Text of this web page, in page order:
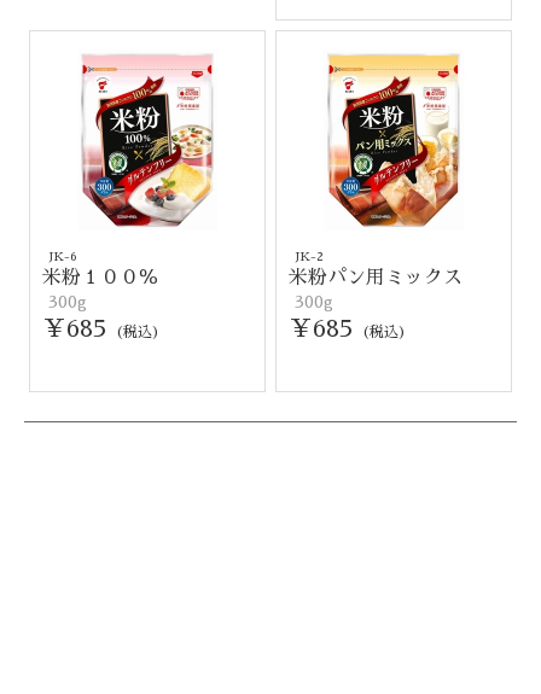
JK-6
米粉１００％
300g
￥685 (税込)
JK-2
米粉パン用ミックス
300g
￥685 (税込)